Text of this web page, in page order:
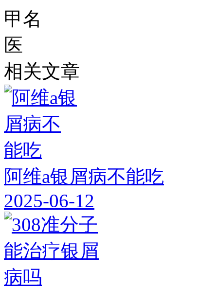
相关文章
阿维a银屑病不能吃
2025-06-12